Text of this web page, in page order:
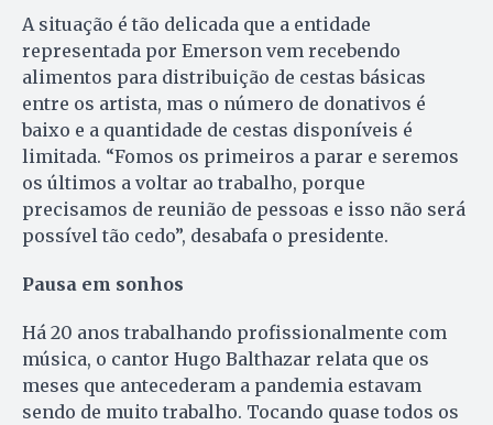
A situação é tão delicada que a entidade
representada por Emerson vem recebendo
alimentos para distribuição de cestas básicas
entre os artista, mas o número de donativos é
baixo e a quantidade de cestas disponíveis é
limitada. “Fomos os primeiros a parar e seremos
os últimos a voltar ao trabalho, porque
precisamos de reunião de pessoas e isso não será
possível tão cedo”, desabafa o presidente.
Pausa em sonhos
Há 20 anos trabalhando profissionalmente com
música, o cantor Hugo Balthazar relata que os
meses que antecederam a pandemia estavam
sendo de muito trabalho. Tocando quase todos os